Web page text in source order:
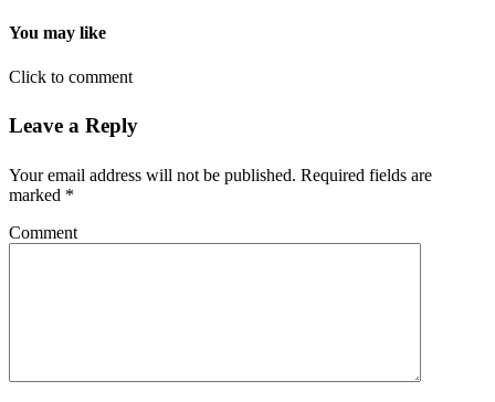
You may like
Click to comment
Leave a Reply
Your email address will not be published. Required fields are
marked *
Comment